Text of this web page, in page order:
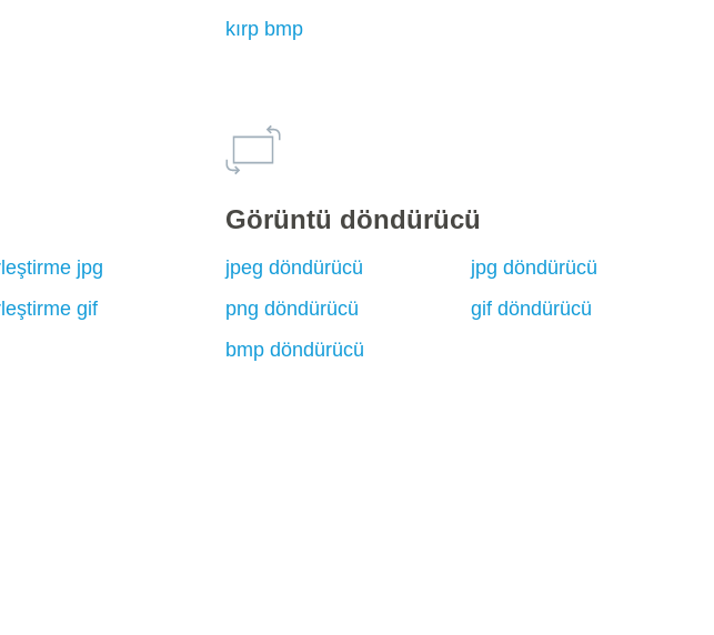
kırp bmp
jpg
gif
Görüntü döndürücü
jpeg döndürücü
jpg döndürücü
png döndürücü
gif döndürücü
bmp döndürücü